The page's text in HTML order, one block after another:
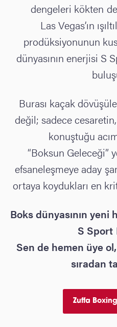
dengeleri kökten
Las Vegas’ın
prodüksiyonunun
dünyasının enerjisi S
Burası kaçak
değil; sadece
konuştuğu
“Boksun Geleceği”
efsaneleşmeye aday
ortaya koydukları en
Boks dünyasının yeni
S Sport
Sen de hemen üye
sıradan
Zuffa